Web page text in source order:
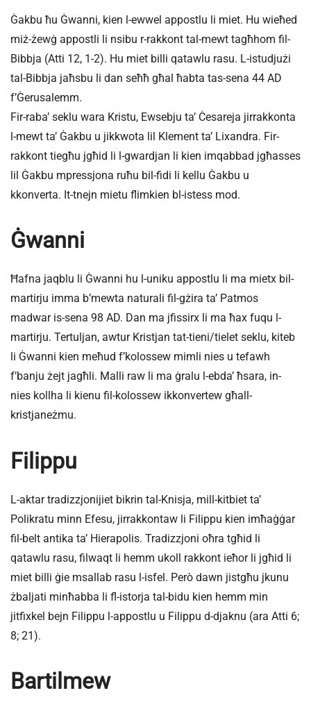
Ġakbu ħu Ġwanni, kien l-ewwel appostlu li miet. Hu wieħed
miż-żewġ appostli li nsibu r-rakkont tal-mewt tagħhom fil-
Bibbja (Atti 12, 1-2). Hu miet billi qatawlu rasu. L-istudjużi
tal-Bibbja jaħsbu li dan seħħ għal ħabta tas-sena 44 AD
f’Ġerusalemm.
Fir-raba’ seklu wara Kristu, Ewsebju ta’ Ċesareja jirrakkonta
l-mewt ta’ Ġakbu u jikkwota lil Klement ta’ Lixandra. Fir-
rakkont tiegħu jgħid li l-gwardjan li kien imqabbad jgħasses
lil Ġakbu mpressjona ruħu bil-fidi li kellu Ġakbu u
kkonverta. It-tnejn mietu flimkien bl-istess mod.
Ġwanni
Ħafna jaqblu li Ġwanni hu l-uniku appostlu li ma mietx bil-
martirju imma b’mewta naturali fil-gżira ta’ Patmos
madwar is-sena 98 AD. Dan ma jfissirx li ma ħax fuqu l-
martirju. Tertuljan, awtur Kristjan tat-tieni/tielet seklu, kiteb
li Ġwanni kien meħud f’kolossew mimli nies u tefawh
f’banju żejt jagħli. Malli raw li ma ġralu l-ebda’ ħsara, in-
nies kollha li kienu fil-kolossew ikkonvertew għall-
kristjaneżmu.
Filippu
L-aktar tradizzjonijiet bikrin tal-Knisja, mill-kitbiet ta’
Polikratu minn Efesu, jirrakkontaw li Filippu kien imħaġġar
fil-belt antika ta’ Hierapolis. Tradizzjoni oħra tgħid li
qatawlu rasu, filwaqt li hemm ukoll rakkont ieħor li jgħid li
miet billi ġie msallab rasu l-isfel. Però dawn jistgħu jkunu
żbaljati minħabba li fl-istorja tal-bidu kien hemm min
jitfixkel bejn Filippu l-appostlu u Filippu d-djaknu (ara Atti 6;
8; 21).
Bartilmew